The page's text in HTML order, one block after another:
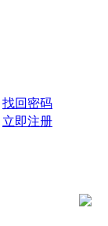
找回密码
立即注册